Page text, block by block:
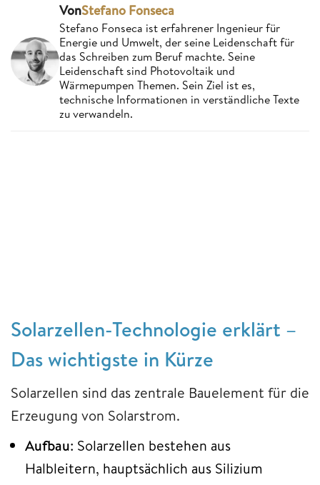
VonStefano Fonseca
Stefano Fonseca ist erfahrener Ingenieur für
Energie und Umwelt, der seine Leidenschaft für
das Schreiben zum Beruf machte. Seine
Leidenschaft sind Photovoltaik und
Wärmepumpen Themen. Sein Ziel ist es,
technische Informationen in verständliche Texte
zu verwandeln.
Solarzellen-Technologie erklärt –
Das wichtigste in Kürze
Solarzellen sind das zentrale Bauelement für die
Erzeugung von Solarstrom.
Aufbau: Solarzellen bestehen aus
Halbleitern, hauptsächlich aus Silizium